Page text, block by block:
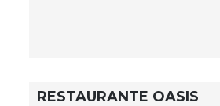
RESTAURANTE OASIS